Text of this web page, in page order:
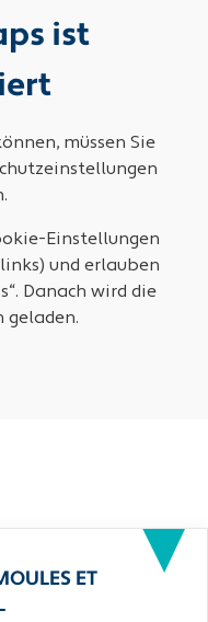
ist
müssen Sie
Einstellungen
und erlauben
Danach wird die
geladen.
ET